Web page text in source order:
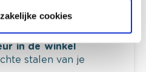
cookies
in de winkel
stalen van je